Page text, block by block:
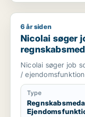
Nicolai søger job
6 år siden
Nicolai søger
Nicolai søger job
/
Type